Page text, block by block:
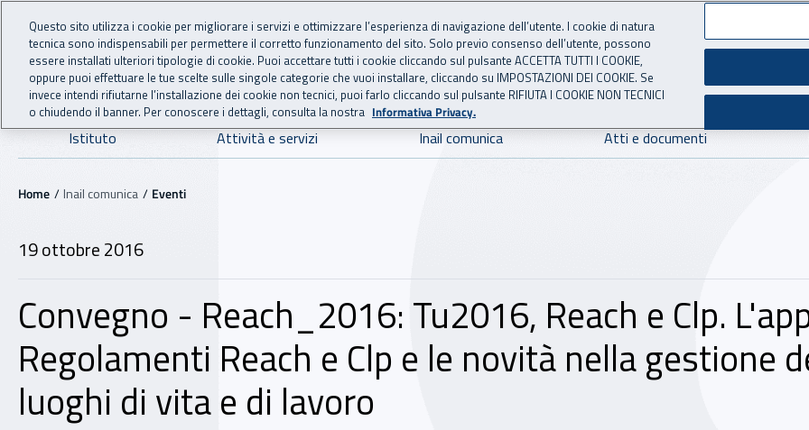
Vai al menu principale
Vai al contenuto principale
INAIL - Istituto Nazionale per l'Assicurazione
Navigazione principale
Istituto Attività e servizi Inail comunica Atti e documenti
Navigazione - Ti trovi in:
Home Inail comunica Eventi
19 ottobre 2016
Convegno - Reach_2016: Tu2016, Reach e Clp.
Regolamenti Reach e Clp e le novità nella gestione
luoghi di vita e di lavoro
Questo sito utilizza i cookie per migliorare i servizi e ottimizzare l’esperienza di navigazione dell’utente. I cookie di natura
tecnica sono indispensabili per permettere il corretto funzionamento del sito. Solo previo consenso dell’utente, possono
essere installati ulteriori tipologie di cookie. Puoi accettare tutti i cookie cliccando sul pulsante ACCETTA TUTTI I COOKIE,
oppure puoi effettuare le tue scelte sulle singole categorie che vuoi installare, cliccando su IMPOSTAZIONI DEI COOKIE. Se
invece intendi rifiutarne l’installazione dei cookie non tecnici, puoi farlo cliccando sul pulsante RIFIUTA I COOKIE NON TECNICI
o chiudendo il banner. Per conoscere i dettagli, consulta la nostra Informativa Privacy.